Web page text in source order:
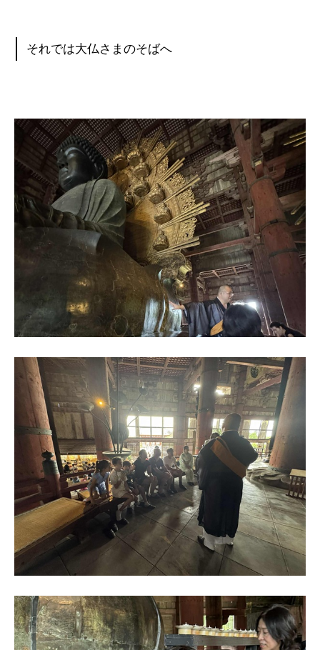
それでは大仏さまのそばへ